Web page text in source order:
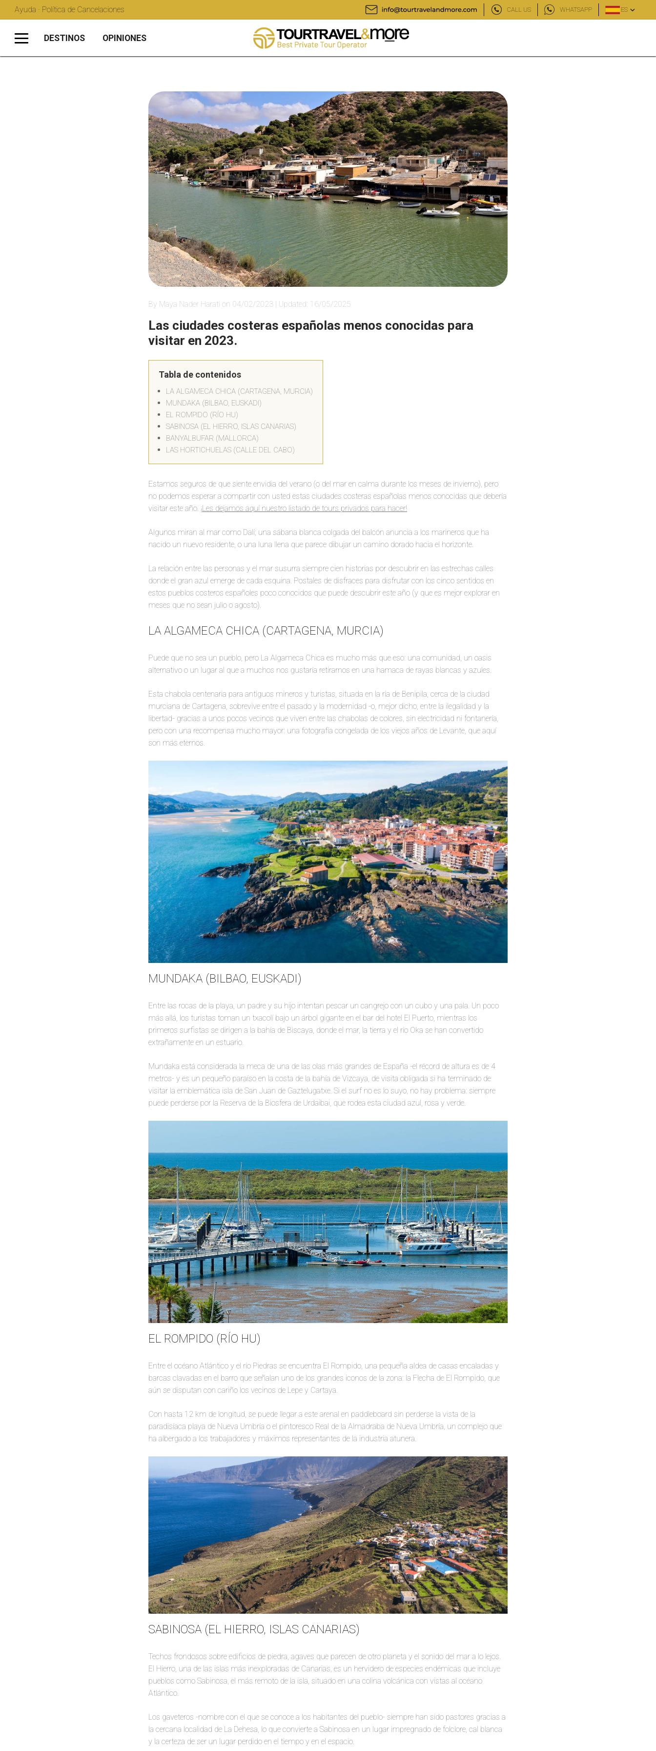
Ayuda · Política de Cancelaciones CALL US WHATSAPP ES
DESTINOS OPINIONES
By Maya Nader Harati on 04/02/2023 | Updated: 16/05/2025
Las ciudades costeras españolas menos conocidas para
visitar en 2023.
Tabla de contenidos
LA ALGAMECA CHICA (CARTAGENA, MURCIA)
MUNDAKA (BILBAO, EUSKADI)
EL ROMPIDO (RÍO HU)
SABINOSA (EL HIERRO, ISLAS CANARIAS)
BANYALBUFAR (MALLORCA)
LAS HORTICHUELAS (CALLE DEL CABO)
Estamos seguros de que siente envidia del verano (o del mar en calma durante los meses de invierno), pero
no podemos esperar a compartir con usted estas ciudades costeras españolas menos conocidas que debería
visitar este año. ¡Les dejamos aquí nuestro listado de tours privados para hacer!
Algunos miran al mar como Dalí; una sábana blanca colgada del balcón anuncia a los marineros que ha
nacido un nuevo residente, o una luna llena que parece dibujar un camino dorado hacia el horizonte.
La relación entre las personas y el mar susurra siempre cien historias por descubrir en las estrechas calles
donde el gran azul emerge de cada esquina. Postales de disfraces para disfrutar con los cinco sentidos en
estos pueblos costeros españoles poco conocidos que puede descubrir este año (y que es mejor explorar en
meses que no sean julio o agosto).
LA ALGAMECA CHICA (CARTAGENA, MURCIA)
Puede que no sea un pueblo, pero La Algameca Chica es mucho más que eso: una comunidad, un oasis
alternativo o un lugar al que a muchos nos gustaría retirarnos en una hamaca de rayas blancas y azules.
Esta chabola centenaria para antiguos mineros y turistas, situada en la ría de Benipila, cerca de la ciudad
murciana de Cartagena, sobrevive entre el pasado y la modernidad -o, mejor dicho, entre la ilegalidad y la
libertad- gracias a unos pocos vecinos que viven entre las chabolas de colores, sin electricidad ni fontanería,
pero con una recompensa mucho mayor: una fotografía congelada de los viejos años de Levante, que aquí
son más eternos.
MUNDAKA (BILBAO, EUSKADI)
Entre las rocas de la playa, un padre y su hijo intentan pescar un cangrejo con un cubo y una pala. Un poco
más allá, los turistas toman un txacolí bajo un árbol gigante en el bar del hotel El Puerto, mientras los
primeros surfistas se dirigen a la bahía de Biscaya, donde el mar, la tierra y el río Oka se han convertido
extrañamente en un estuario.
Mundaka está considerada la meca de una de las olas más grandes de España -el récord de altura es de 4
metros- y es un pequeño paraíso en la costa de la bahía de Vizcaya, de visita obligada si ha terminado de
visitar la emblemática isla de San Juan de Gaztelugatxe. Si el surf no es lo suyo, no hay problema: siempre
puede perderse por la Reserva de la Biosfera de Urdaibai, que rodea esta ciudad azul, rosa y verde.
EL ROMPIDO (RÍO HU)
Entre el océano Atlántico y el río Piedras se encuentra El Rompido, una pequeña aldea de casas encaladas y
barcas clavadas en el barro que señalan uno de los grandes iconos de la zona: la Flecha de El Rompido, que
aún se disputan con cariño los vecinos de Lepe y Cartaya.
Con hasta 12 km de longitud, se puede llegar a este arenal en paddleboard sin perderse la vista de la
paradisíaca playa de Nueva Umbría o el pintoresco Real de la Almadraba de Nueva Umbría, un complejo que
ha albergado a los trabajadores y máximos representantes de la industria atunera.
SABINOSA (EL HIERRO, ISLAS CANARIAS)
Techos frondosos sobre edificios de piedra, agaves que parecen de otro planeta y el sonido del mar a lo lejos.
El Hierro, una de las islas más inexploradas de Canarias, es un hervidero de especies endémicas que incluye
pueblos como Sabinosa, el más remoto de la isla, situado en una colina volcánica con vistas al océano
Atlántico.
Los gaveteros -nombre con el que se conoce a los habitantes del pueblo- siempre han sido pastores gracias a
la cercana localidad de La Dehesa, lo que convierte a Sabinosa en un lugar impregnado de folclore, cal blanca
y la certeza de ser un lugar perdido en el tiempo y en el espacio.